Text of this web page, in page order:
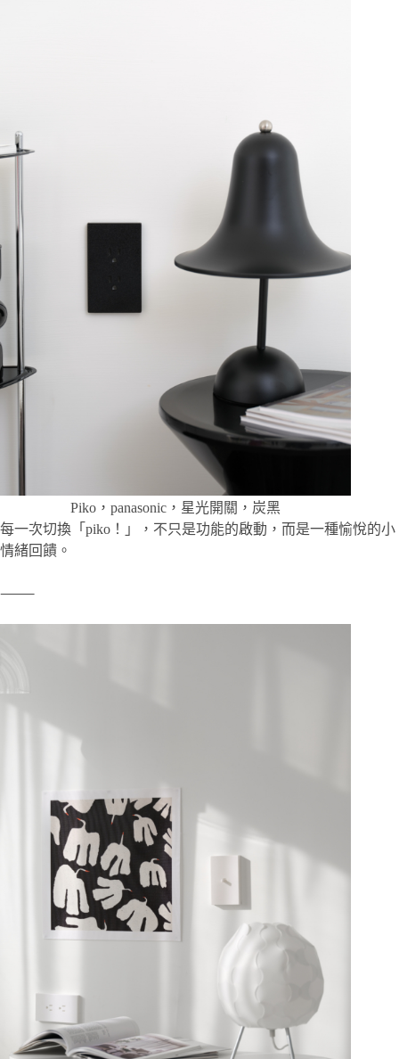
Piko，panasonic，星光開關，炭黑
每一次切換「piko！」，不只是功能的啟動，而是一種愉悅的小
情緒回饋。
⸻